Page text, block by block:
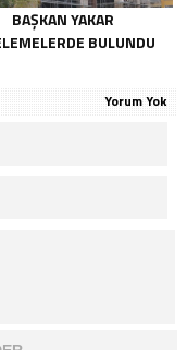
BAŞKAN YAKAR
BULUNDU
Yorum Yok